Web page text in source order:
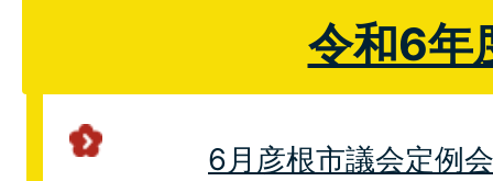
令和6年
6月彦根市議会定例